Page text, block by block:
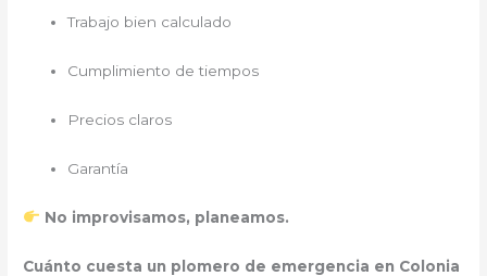
Trabajo bien calculado
Cumplimiento de tiempos
Precios claros
Garantía
No improvisamos, planeamos.
Cuánto cuesta un plomero de emergencia en Colonia